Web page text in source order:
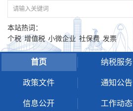
本站热词：
个税 增值税 小微企业 社保费 发票
首页 纳税服务
政策文件 通知公告
信息公开 工作动态